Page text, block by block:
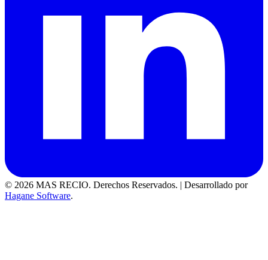
© 2026 MAS RECIO. Derechos Reservados. | Desarrollado por
Hagane Software.